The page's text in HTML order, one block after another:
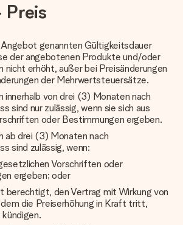
genannten Gültigkeitsdauer
der angebotenen Produkte und/oder
nicht erhöht, außer bei Preisänderungen
der Mehrwertsteuersätze.
innerhalb von drei (3) Monaten nach
sind nur zulässig, wenn sie sich aus
oder Bestimmungen ergeben.
ab drei (3) Monaten nach
sind zulässig, wenn:
Vorschriften oder
ergeben; oder
berechtigt, den Vertrag mit Wirkung von
dem die Preiserhöhung in Kraft tritt,